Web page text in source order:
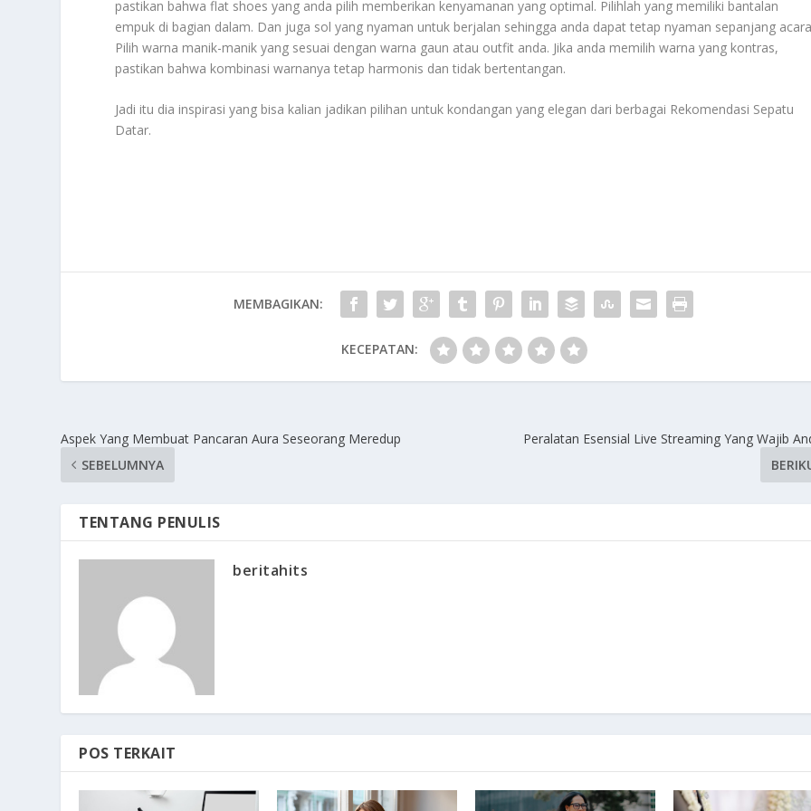
pastikan bahwa flat shoes yang anda pilih memberikan kenyamanan yang optimal. Pilihlah yang memiliki bantalan
empuk di bagian dalam. Dan juga sol yang nyaman untuk berjalan sehingga anda dapat tetap nyaman sepanjang
Pilih warna manik-manik yang sesuai dengan warna gaun atau outfit anda. Jika anda memilih warna yang kontras,
pastikan bahwa kombinasi warnanya tetap harmonis dan tidak bertentangan.
Jadi itu dia inspirasi yang bisa kalian jadikan pilihan untuk kondangan yang elegan dari berbagai Rekomendasi Sepatu
Datar.
MEMBAGIKAN:
KECEPATAN:
Aspek Yang Membuat Pancaran Aura Seseorang Meredup
SEBELUMNYA
Peralatan Esensial Live Streaming Yang Wajib
TENTANG PENULIS
beritahits
POS TERKAIT